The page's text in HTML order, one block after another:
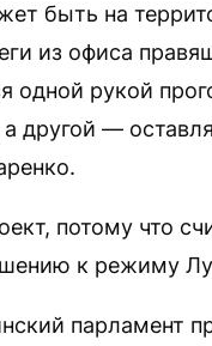
быть на
из офиса
одной рукой
другой —
потому что
к режиму
парламент